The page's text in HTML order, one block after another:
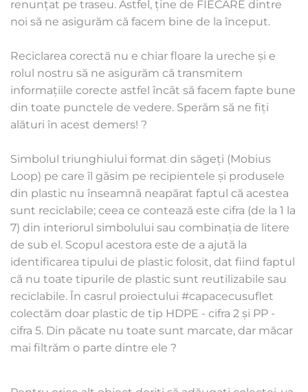
renunțat pe traseu. Astfel, ține de FIECARE dintre
noi să ne asigurăm că facem bine de la început.
Reciclarea corectă nu e chiar floare la ureche și e
rolul nostru să ne asigurăm că transmitem
informațiile corecte astfel încât să facem fapte bune
din toate punctele de vedere. Sperăm să ne fiți
alături în acest demers! ?
Simbolul triunghiului format din săgeți (Mobius
Loop) pe care îl găsim pe recipientele și produsele
din plastic nu înseamnă neapărat faptul că acestea
sunt reciclabile; ceea ce contează este cifra (de la 1 la
7) din interiorul simbolului sau combinația de litere
de sub el. Scopul acestora este de a ajută la
identificarea tipului de plastic folosit, dat fiind faptul
că nu toate tipurile de plastic sunt reutilizabile sau
reciclabile. În casrul proiectului #capacecusuflet
colectăm doar plastic de tip HDPE - cifra 2 și PP -
cifra 5. Din păcate nu toate sunt marcate, dar măcar
mai filtrăm o parte dintre ele ?